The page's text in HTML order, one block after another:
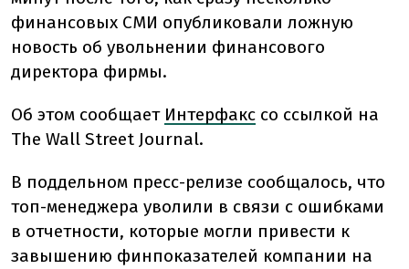
финансовых СМИ опубликовали ложную
новость об увольнении финансового
директора фирмы.
Об этом сообщает Интерфакс со ссылкой на
The Wall Street Journal.
В поддельном пресс-релизе сообщалось, что
топ-менеджера уволили в связи с ошибками
в отчетности, которые могли привести к
завышению финпоказателей компании на